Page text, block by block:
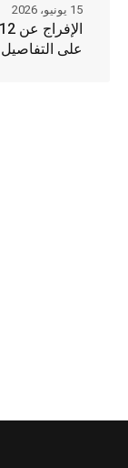
على التفاصيل
15 يونيو، 2026